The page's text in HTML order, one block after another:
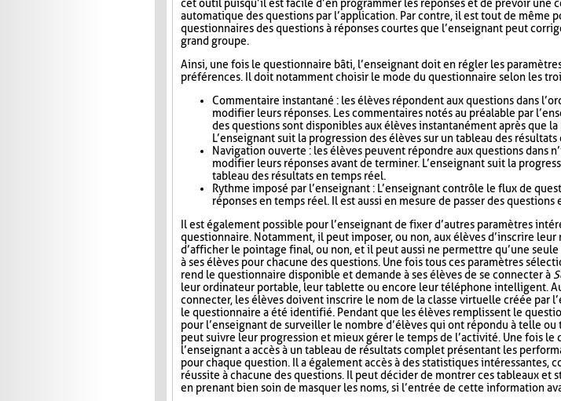
cet outil puisqu’il est facile d’en programmer les réponses et de prévoir une
automatique des questions par l’application. Par contre, il est tout de même
questionnaires des questions à réponses courtes que l’enseignant peut
grand groupe.
Ainsi, une fois le questionnaire bâti, l’enseignant doit en régler les
préférences. Il doit notamment choisir le mode du questionnaire selon les
Commentaire instantané : les élèves répondent aux questions dans
modifier leurs réponses. Les commentaires notés au préalable par
des questions sont disponibles aux élèves instantanément après que
L’enseignant suit la progression des élèves sur un tableau des
Navigation ouverte : les élèves peuvent répondre aux questions dans
modifier leurs réponses avant de terminer. L’enseignant suit la
tableau des résultats en temps réel.
Rythme imposé par l’enseignant : L’enseignant contrôle le flux de
réponses en temps réel. Il est aussi en mesure de passer des questions
Il est également possible pour l’enseignant de fixer d’autres paramètres
questionnaire. Notamment, il peut imposer, ou non, aux élèves d’inscrire
d’afficher le pointage final, ou non, et il peut aussi ne permettre qu’une
à ses élèves pour chacune des questions. Une fois tous ces paramètres
rend le questionnaire disponible et demande à ses élèves de se connecter à
leur ordinateur portable, leur tablette ou encore leur téléphone intelligent.
connecter, les élèves doivent inscrire le nom de la classe virtuelle créée par
le questionnaire a été identifié. Pendant que les élèves remplissent le
pour l’enseignant de surveiller le nombre d’élèves qui ont répondu à telle
peut suivre leur progression et mieux gérer le temps de l’activité. Une fois
l’enseignant a accès à un tableau de résultats complet présentant les
pour chaque question. Il a également accès à des statistiques intéressantes,
réussite à chacune des questions. Il peut décider de montrer ces tableaux et
en prenant bien soin de masquer les noms, si l’entrée de cette information